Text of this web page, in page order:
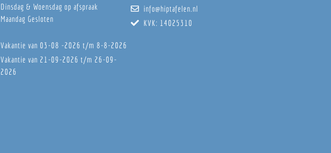
Dinsdag & Woensdag op afspraak
Maandag Gesloten
Vakantie van 03-08 -2026 t/m 8-8-2026
Vakantie van 21-09-2026 t/m 26-09-
2026
info@hiptafelen.nl
KVK: 14025310